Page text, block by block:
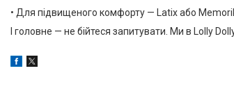
• Для підвищеного комфорту — Latix або
І головне — не бійтеся запитувати. Ми в Lolly